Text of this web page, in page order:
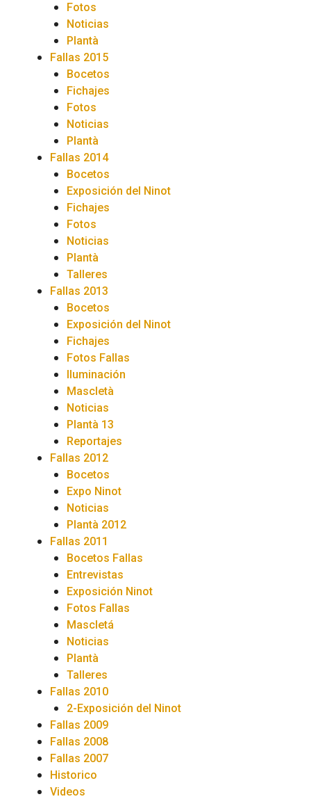
Fotos
Noticias
Plantà
Fallas 2015
Bocetos
Fichajes
Fotos
Noticias
Plantà
Fallas 2014
Bocetos
Exposición del Ninot
Fichajes
Fotos
Noticias
Plantà
Talleres
Fallas 2013
Bocetos
Exposición del Ninot
Fichajes
Fotos Fallas
Iluminación
Mascletà
Noticias
Plantà 13
Reportajes
Fallas 2012
Bocetos
Expo Ninot
Noticias
Plantà 2012
Fallas 2011
Bocetos Fallas
Entrevistas
Exposición Ninot
Fotos Fallas
Mascletá
Noticias
Plantà
Talleres
Fallas 2010
2-Exposición del Ninot
Fallas 2009
Fallas 2008
Fallas 2007
Historico
Videos